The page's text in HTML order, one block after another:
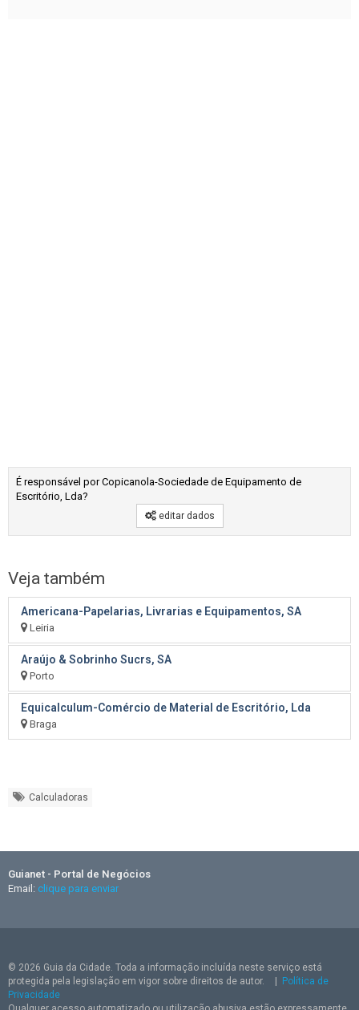
É responsável por Copicanola-Sociedade de Equipamento de
Escritório, Lda?
editar dados
Veja também
Americana-Papelarias, Livrarias e Equipamentos, SA
Leiria
Araújo & Sobrinho Sucrs, SA
Porto
Equicalculum-Comércio de Material de Escritório, Lda
Braga
Calculadoras
Guianet - Portal de Negócios
Email: clique para enviar
© 2026 Guia da Cidade. Toda a informação incluída neste serviço está
protegida pela legislação em vigor sobre direitos de autor.
Política de
Privacidade